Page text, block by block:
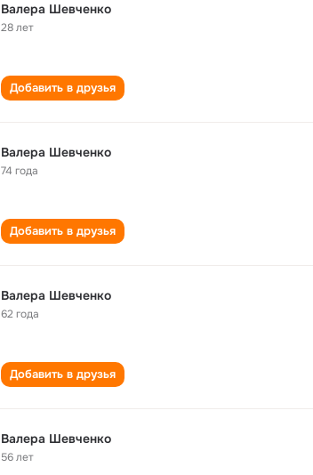
Валера Шевченко
28 лет
Добавить в друзья
Валера Шевченко
74 года
Добавить в друзья
Валера Шевченко
62 года
Добавить в друзья
Валера Шевченко
56 лет